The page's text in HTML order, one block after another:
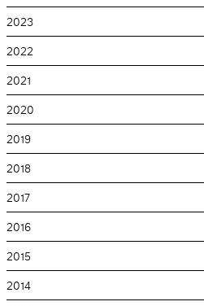
2023
2022
2021
2020
2019
2018
2017
2016
2015
2014